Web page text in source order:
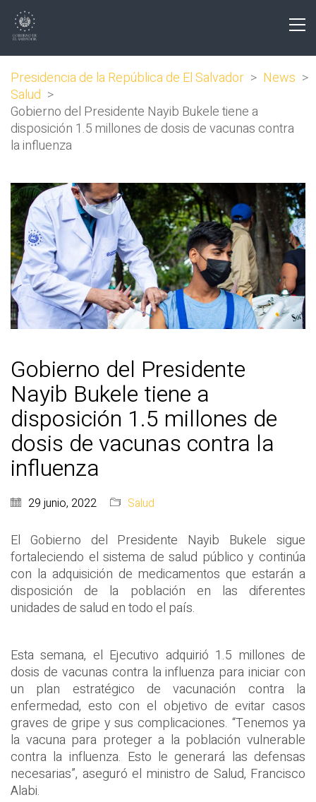
Presidencia de la República de El Salvador > News >
Salud >
Gobierno del Presidente Nayib Bukele tiene a
disposición 1.5 millones de dosis de vacunas contra
la influenza
Gobierno del Presidente
Nayib Bukele tiene a
disposición 1.5 millones de
dosis de vacunas contra la
influenza
29 junio, 2022 Salud
El Gobierno del Presidente Nayib Bukele sigue
fortaleciendo el sistema de salud público y continúa
con la adquisición de medicamentos que estarán a
disposición de la población en las diferentes
unidades de salud en todo el país.
Esta semana, el Ejecutivo adquirió 1.5 millones de
dosis de vacunas contra la influenza para iniciar con
un plan estratégico de vacunación contra la
enfermedad, esto con el objetivo de evitar casos
graves de gripe y sus complicaciones. “Tenemos ya
la vacuna para proteger a la población vulnerable
contra la influenza. Esto le generará las defensas
necesarias”, aseguró el ministro de Salud, Francisco
Alabi.